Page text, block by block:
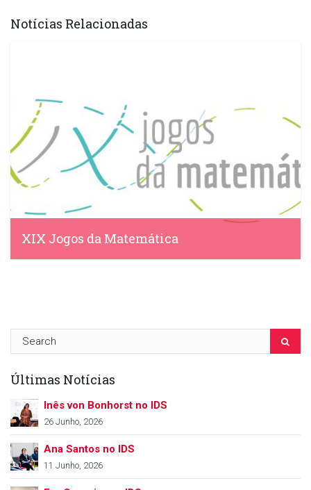
Notícias Relacionadas
XIX Jogos da Matemática
Últimas Notícias
Inês von Bonhorst no IDS
26 Junho, 2026
Ana Santos no IDS
11 Junho, 2026